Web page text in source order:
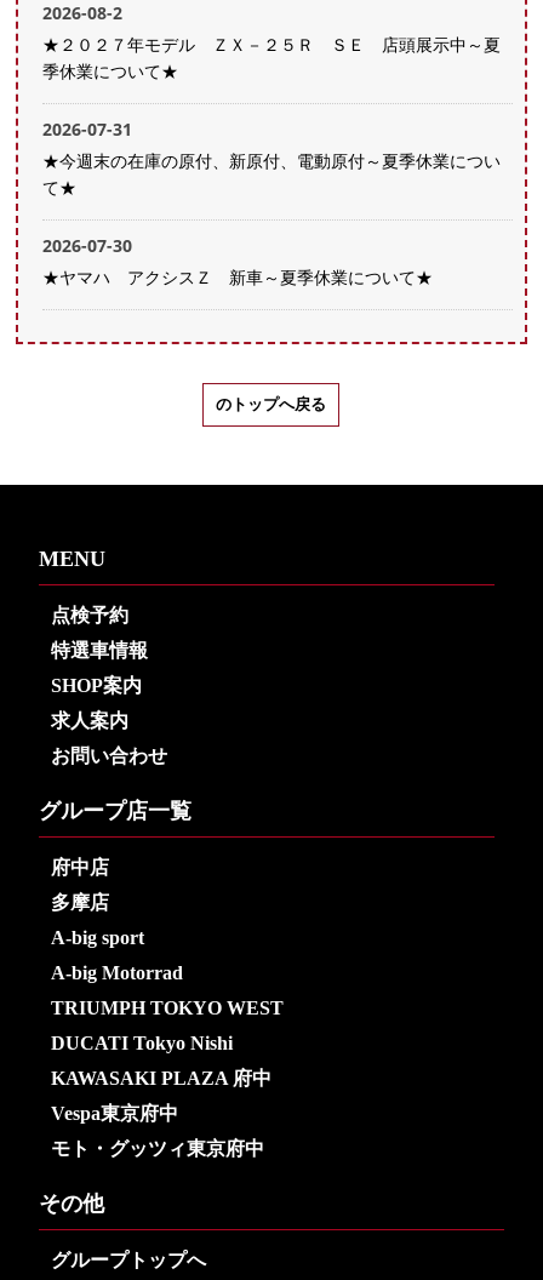
2026-08-2
★２０２７年モデル ＺＸ－２５Ｒ ＳＥ 店頭展示中～夏
季休業について★
2026-07-31
★今週末の在庫の原付、新原付、電動原付～夏季休業につい
て★
2026-07-30
★ヤマハ アクシスＺ 新車～夏季休業について★
のトップへ戻る
MENU
点検予約
特選車情報
SHOP案内
求人案内
お問い合わせ
グループ店一覧
府中店
多摩店
A-big sport
A-big Motorrad
TRIUMPH TOKYO WEST
DUCATI Tokyo Nishi
KAWASAKI PLAZA 府中
Vespa東京府中
モト・グッツィ東京府中
その他
グループトップへ